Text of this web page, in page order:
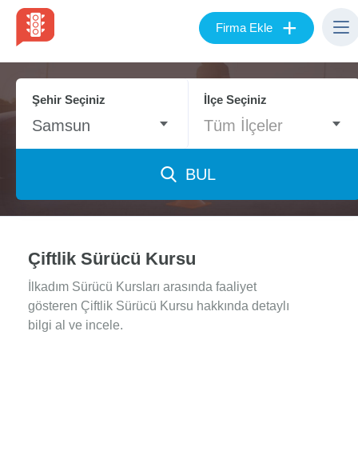
Firma Ekle +
Şehir Seçiniz
Samsun
İlçe Seçiniz
Tüm İlçeler
BUL
Çiftlik Sürücü Kursu
İlkadım Sürücü Kursları arasında faaliyet
gösteren Çiftlik Sürücü Kursu hakkında detaylı
bilgi al ve incele.